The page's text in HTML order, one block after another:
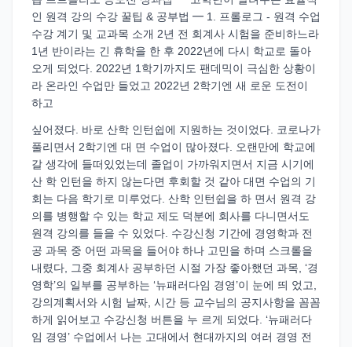
인 원격 강의 수강 꿀팁 & 공부법 ━ 1. 프롤로그 - 원격 수업
수강 계기 및 교과목 소개 2년 전 회계사 시험을 준비하느라
1년 반이라는 긴 휴학을 한 후 2022년에 다시 학교로 돌아
오게 되었다. 2022년 1학기까지도 팬데믹이 극심한 상황이
라 온라인 수업만 들었고 2022년 2학기엔 새 로운 도전이
하고
싶어졌다. 바로 산학 인턴쉽에 지원하는 것이었다. 코로나가
풀리면서 2학기엔 대 면 수업이 많아졌다. 오랜만에 학교에
갈 생각에 들떠있었는데 졸업이 가까워지면서 지금 시기에
산 학 인턴을 하지 않는다면 후회할 것 같아 대면 수업의 기
회는 다음 학기로 미루었다. 산학 인턴쉽을 하 면서 원격 강
의를 병행할 수 있는 학교 제도 덕분에 회사를 다니면서도
원격 강의를 들을 수 있었다. 수강신청 기간에 경영학과 전
공 과목 중 어떤 과목을 들어야 하나 고민을 하며 스크롤을
내렸다, 그중 회계사 공부하던 시절 가장 좋아했던 과목, ‘경
영학’의 일부를 공부하는 ‘뉴패러다임 경영’이 눈에 띄 었고,
강의계획서와 시험 날짜, 시간 등 교수님의 공지사항을 꼼꼼
하게 읽어보고 수강신청 버튼을 누 르게 되었다. ‘뉴패러다
임 경영’ 수업에서 나는 고대에서 현대까지의 여러 경영 전